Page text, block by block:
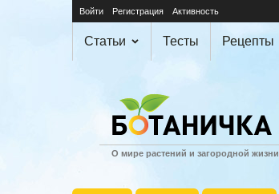
Войти Регистрация Активность
Статьи Тесты Рецепты
О мире растений и загородной жизни